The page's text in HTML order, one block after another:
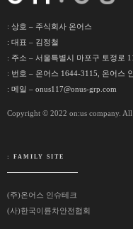
: 상호 – 주식회사 온어스
: 대표 – 김정철
: 주소 – 서울특별시 마포구 토정로
: 번호 – 온어스 1644-3115, 온어스
: 메일 – onus117@onus-grp.com
Copyright © 2022 on:us company. All
: FAMILY SITE
(주)온어스 인슈테크
(사)한국이륜차안전협회